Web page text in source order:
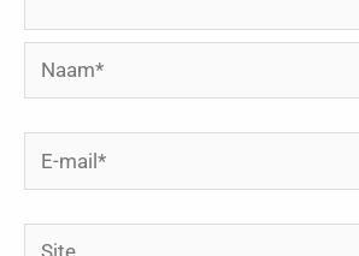
Naam*
mail*
Site